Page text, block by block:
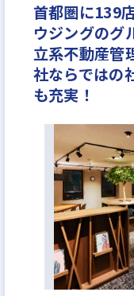
年間休日120日以上
首都圏に139
ウジングのグ
立系不動産管
社ならではの
も充実！